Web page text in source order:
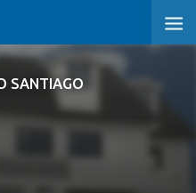
SANTIAGO
SANTIAGO